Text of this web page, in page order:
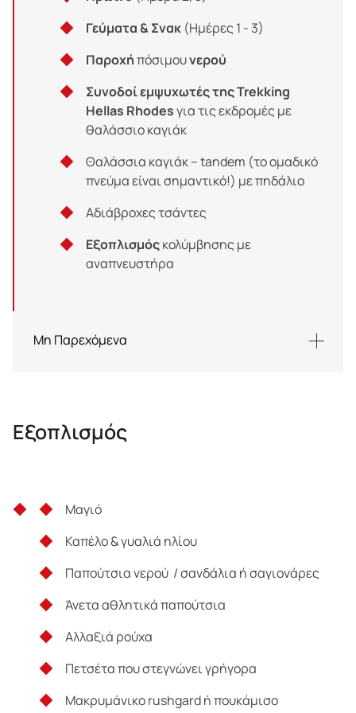
Γεύματα & Σνακ (Ημέρες 1 - 3)
Παροχήπόσιμουνερού
Συνοδοί εμψυχωτές της Trekking
Hellas Rhodesγια τις εκδρομές με
θαλάσσιο καγιάκ
Θαλάσσια καγιάκ – tandem (το ομαδικό
πνεύμα είναι σημαντικό!) με πηδάλιο
Αδιάβροχες τσάντες
Εξοπλισμόςκολύμβησης με
αναπνευστήρα
Μη Παρεχόμενα
Εξοπλισμός
Μαγιό
Καπέλο & γυαλιά ηλίου
Παπούτσια νερού / σανδάλια ή σαγιονάρες
Άνετα αθλητικά παπούτσια
Αλλαξιά ρούχα
Πετσέτα που στεγνώνει γρήγορα
Μακρυμάνικο rushgard ή πουκάμισο